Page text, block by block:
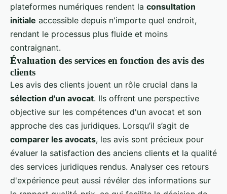
plateformes numériques rendent la consultation
initiale accessible depuis n'importe quel endroit,
rendant le processus plus fluide et moins
contraignant.
Évaluation des services en fonction des avis des
clients
Les avis des clients jouent un rôle crucial dans la
sélection d'un avocat. Ils offrent une perspective
objective sur les compétences d'un avocat et son
approche des cas juridiques. Lorsqu’il s’agit de
comparer les avocats, les avis sont précieux pour
évaluer la satisfaction des anciens clients et la qualité
des services juridiques rendus. Analyser ces retours
d'expérience peut aussi révéler des informations sur